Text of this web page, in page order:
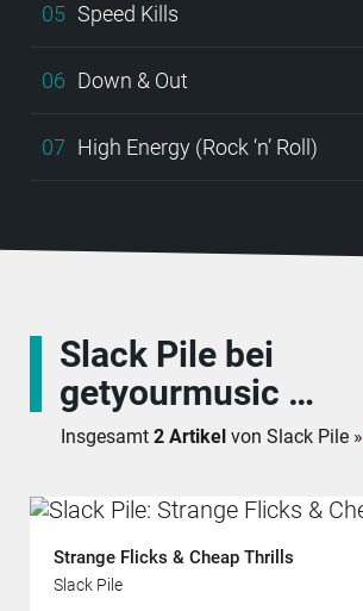
05 Speed Kills
06 Down & Out
07 High Energy (Rock ‘n’ Roll)
Slack Pile bei
getyourmusic …
Insgesamt 2 Artikel von Slack Pile »
Strange Flicks & Cheap Thrills
Slack Pile